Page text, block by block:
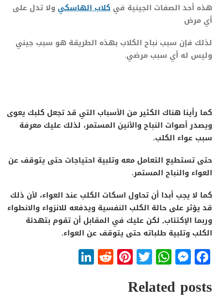
هذه أحد الصفات الجينية في كلاب الهاسكي ولا تدل على
أي مرض
لذلك فإن سبب نباح الكلاب بهذه الطريقة هو سبب جيني
وليس له أي سبب مرضي.
كما رأينا هناك الكثير من الأسباب التي قد تجعل كلبك يعوى
ويصدر أصوات النباح والأنين المستمر، لذلك عليك معرفة
سبب عواء الكلب.
حتى تستطيع التعامل معه وتلبية احتياجات حتى يتوقف عن
العواء والنباح المستمر.
كما لا يجب أبدا أن تحاول اسكات الكلب عند العواء، لأن ذلك
قد يؤثر على حالة الكلب النفسية ويدفعه للانزواء والانطواء
وربما الإكتئاب, لكن عليك في المقابل أن تقوم بتهدئة
الكلب وتلبية طلباته حتى يتوقف عن العواء.
Facebook
Messenger
WhatsApp
Twitter
Pinterest
Reddit
Related posts